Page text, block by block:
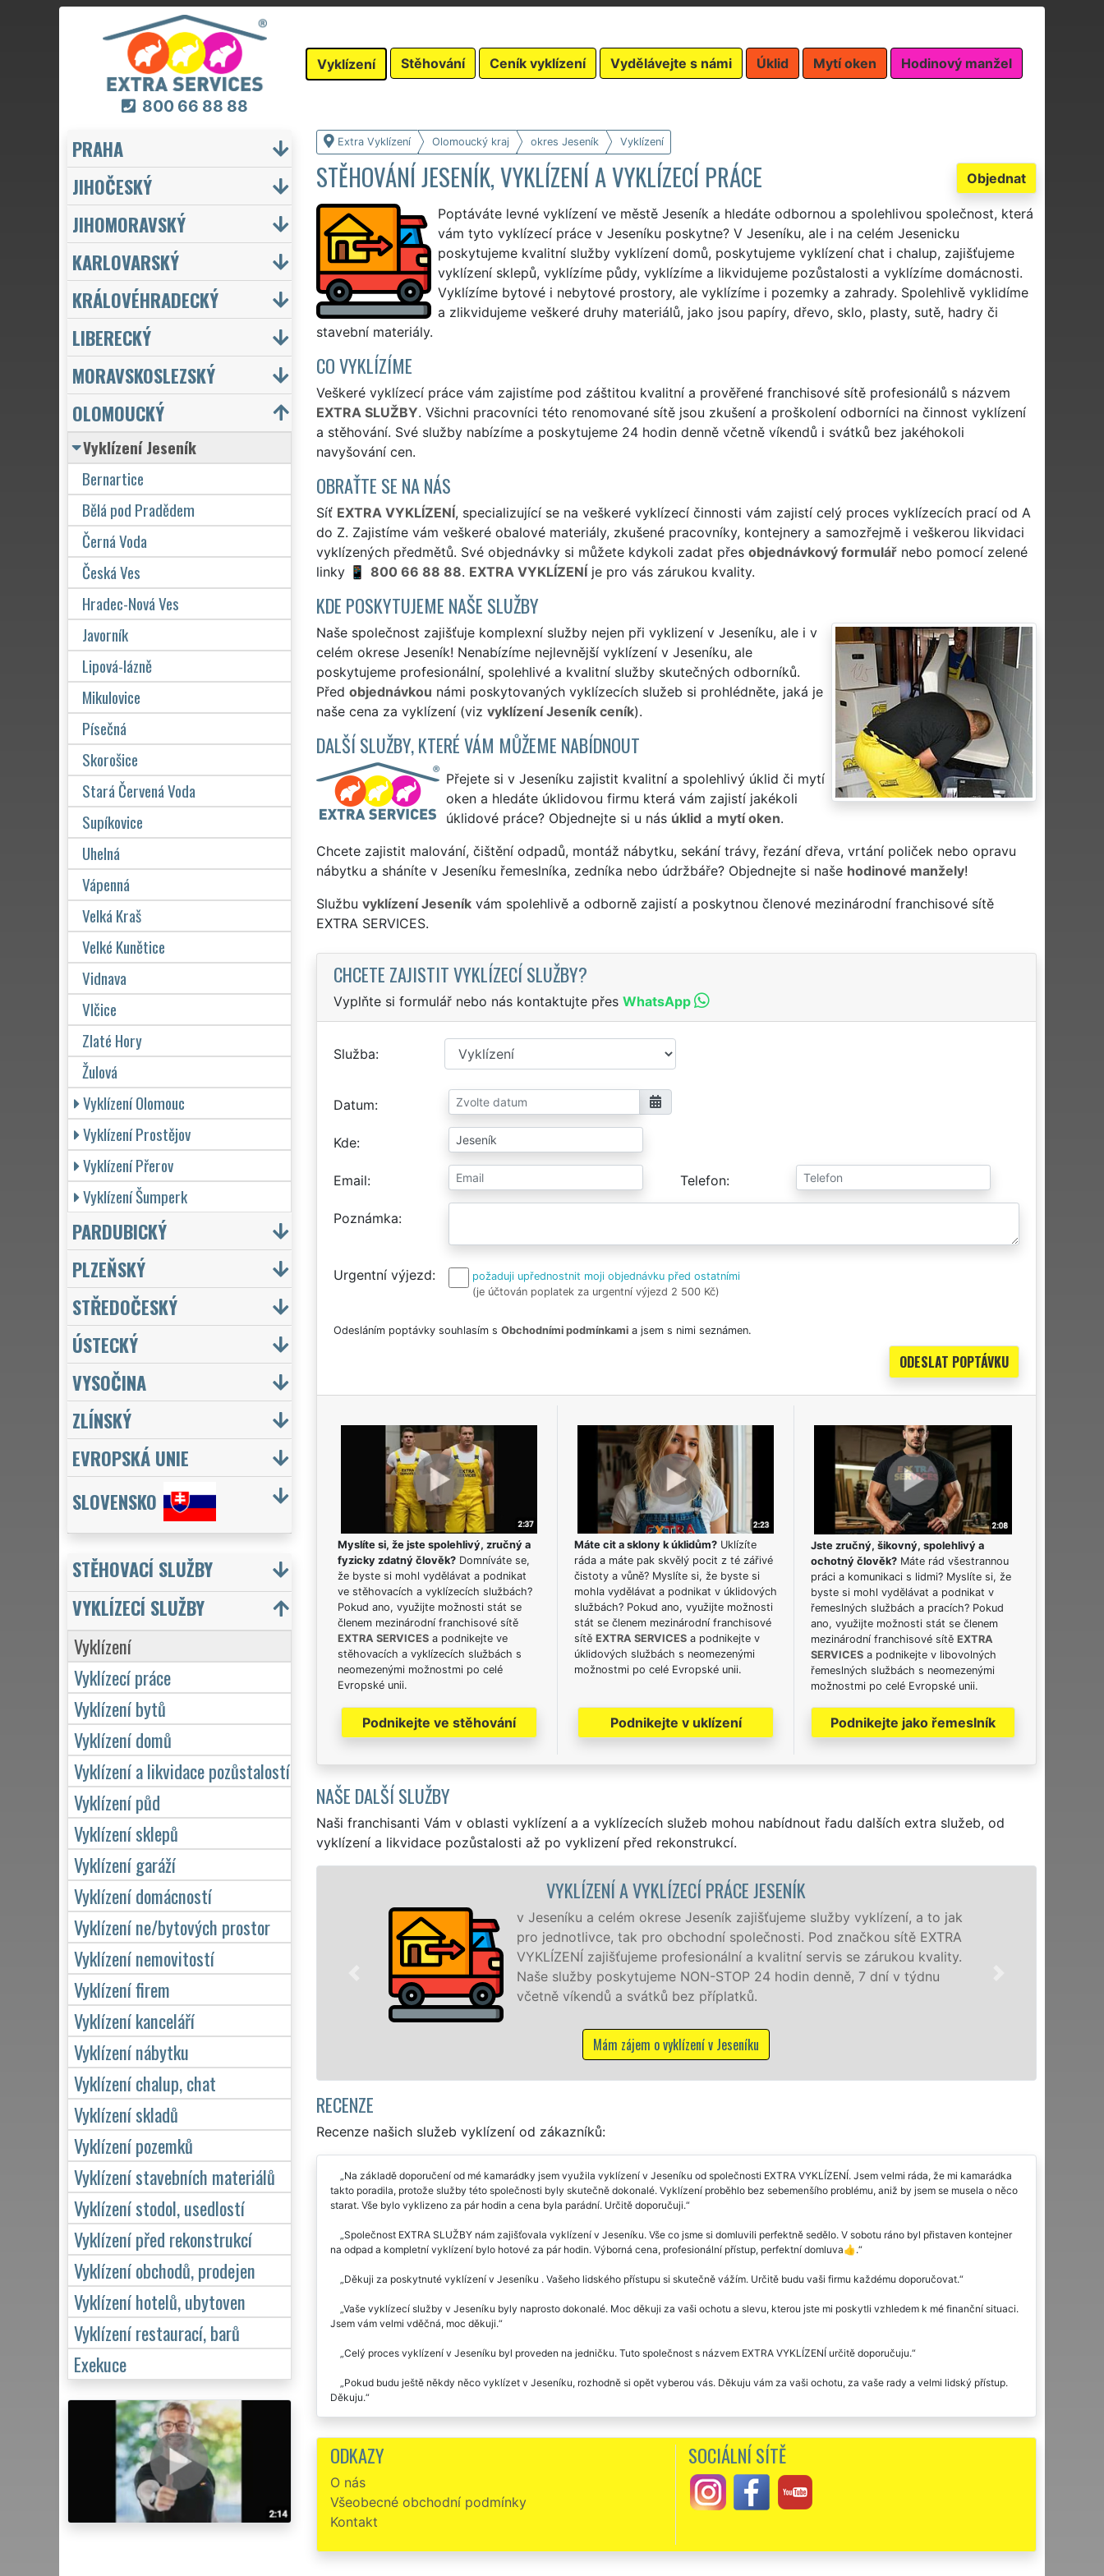
800 66 88 88
Vyklízení Stěhování Ceník vyklízení Vydělávejte s námi Úklid Mytí oken Hodinový manžel
Extra Vyklízení Olomoucký kraj okres Jeseník Vyklízení
Objednat
STĚHOVÁNÍ JESENÍK, VYKLÍZENÍ A VYKLÍZECÍ PRÁCE
Poptáváte levné vyklízení ve městě Jeseník a hledáte odbornou a spolehlivou společnost, která
vám tyto vyklízecí práce v Jeseníku poskytne? V Jeseníku, ale i na celém Jesenicku
poskytujeme kvalitní služby vyklízení domů, poskytujeme vyklízení chat i chalup, zajišťujeme
vyklízení sklepů, vyklízíme půdy, vyklízíme a likvidujeme pozůstalosti a vyklízíme domácnosti.
Vyklízíme bytové i nebytové prostory, ale vyklízíme i pozemky a zahrady. Spolehlivě vyklidíme
a zlikvidujeme veškeré druhy materiálů, jako jsou papíry, dřevo, sklo, plasty, sutě, hadry či
stavební materiály.
CO VYKLÍZÍME
Veškeré vyklízecí práce vám zajistíme pod záštitou kvalitní a prověřené franchisové sítě profesionálů s názvem
EXTRA SLUŽBY. Všichni pracovníci této renomované sítě jsou zkušení a proškolení odborníci na činnost vyklízení
a stěhování. Své služby nabízíme a poskytujeme 24 hodin denně včetně víkendů i svátků bez jakéhokoli
navyšování cen.
OBRAŤTE SE NA NÁS
Síť EXTRA VYKLÍZENÍ, specializující se na veškeré vyklízecí činnosti vám zajistí celý proces vyklízecích prací od A
do Z. Zajistíme vám veškeré obalové materiály, zkušené pracovníky, kontejnery a samozřejmě i veškerou likvidaci
vyklízených předmětů. Své objednávky si můžete kdykoli zadat přes objednávkový formulářnebo pomocí zelené
linky
800 66 88 88. EXTRA VYKLÍZENÍje pro vás zárukou kvality.
KDE POSKYTUJEME NAŠE SLUŽBY
Naše společnost zajišťuje komplexní služby nejen při vyklizení v Jeseníku, ale i v
celém okrese Jeseník! Nenabízíme nejlevnější vyklízení v Jeseníku, ale
poskytujeme profesionální, spolehlivé a kvalitní služby skutečných odborníků.
Před objednávkou námi poskytovaných vyklízecích služeb si prohlédněte, jaká je
naše cena za vyklízení (viz vyklízení Jeseník ceník).
DALŠÍ SLUŽBY, KTERÉ VÁM MŮŽEME NABÍDNOUT
Přejete si v Jeseníku zajistit kvalitní a spolehlivý úklid či mytí
oken a hledáte úklidovou firmu která vám zajistí jakékoli
úklidové práce? Objednejte si u nás úklid a mytí oken.
Chcete zajistit malování, čištění odpadů, montáž nábytku, sekání trávy, řezání dřeva, vrtání poliček nebo opravu
nábytku a sháníte v Jeseníku řemeslníka, zedníka nebo údržbáře? Objednejte si naše hodinové manžely!
Službu vyklízení Jeseníkvám spolehlivě a odborně zajistí a poskytnou členové mezinárodní franchisové sítě
EXTRA SERVICES.
CHCETE ZAJISTIT VYKLÍZECÍ SLUŽBY?
Vyplňte si formulář nebo nás kontaktujte přes WhatsApp
Služba
Datum
Kde
Email Telefon
Poznámka
Urgentní výjezd
požaduji upřednostnit moji objednávku před ostatními
(je účtován poplatek za urgentní výjezd 2 500 Kč)
Odesláním poptávky souhlasím s Obchodními podmínkamia jsem s nimi seznámen.
Myslíte si, že jste spolehlivý, zručný a
fyzicky zdatný člověk?Domníváte se,
že byste si mohl vydělávat a podnikat
ve stěhovacích a vyklízecích službách?
Pokud ano, využijte možnosti stát se
členem mezinárodní franchisové sítě
EXTRA SERVICESa podnikejte ve
stěhovacích a vyklízecích službách s
neomezenými možnostmi po celé
Evropské unii.
Podnikejte ve stěhování
Máte cit a sklony k úklidům?Uklízíte
ráda a máte pak skvělý pocit z té zářivé
čistoty a vůně? Myslíte si, že byste si
mohla vydělávat a podnikat v úklidových
službách? Pokud ano, využijte možnosti
stát se členem mezinárodní franchisové
sítě EXTRA SERVICESa podnikejte v
úklidových službách s neomezenými
možnostmi po celé Evropské unii.
Podnikejte v uklízení
Jste zručný, šikovný, spolehlivý a
ochotný člověk? Máte rád všestrannou
práci a komunikaci s lidmi? Myslíte si, že
byste si mohl vydělávat a podnikat v
řemeslných službách a pracích? Pokud
ano, využijte možnosti stát se členem
mezinárodní franchisové sítě EXTRA
SERVICES a podnikejte v libovolných
řemeslných službách s neomezenými
možnostmi po celé Evropské unii.
Podnikejte jako řemeslník
NAŠE DALŠÍ SLUŽBY
Naši franchisanti Vám v oblasti vyklízení a a vyklízecích služeb mohou nabídnout řadu dalších extra služeb, od
vyklízení a likvidace pozůstalosti až po vyklizení před rekonstrukcí.
VYKLÍZENÍ A VYKLÍZECÍ PRÁCE JESENÍK
v Jeseníku a celém okrese Jeseník zajišťujeme služby vyklízení, a to jak
pro jednotlivce, tak pro obchodní společnosti. Pod značkou sítě EXTRA
VYKLÍZENÍ zajišťujeme profesionální a kvalitní servis se zárukou kvality.
Naše služby poskytujeme NON-STOP 24 hodin denně, 7 dní v týdnu
včetně víkendů a svátků bez příplatků.
Společnost EXTRA VYKLÍZENÍ
poboček levné, přesto kvalitní a
okolí. Poskytujeme tuto službu jak
zárukou kvalitně odvedené práce, a to
RECENZE
Recenze našich služeb vyklízení od zákazníků:
Na základě doporučení od mé kamarádky jsem využila vyklízení v Jeseníku od společnosti EXTRA VYKLÍZENÍ. Jsem velmi ráda, že mi kamarádka
takto poradila, protože služby této společnosti byly skutečně dokonalé. Vyklízení proběhlo bez sebemenšího problému, aniž by jsem se musela o něco
starat. Vše bylo vyklizeno za pár hodin a cena byla parádní. Určitě doporučuji.
Společnost EXTRA SLUŽBY nám zajišťovala vyklízení v Jeseníku. Vše co jsme si domluvili perfektně sedělo. V sobotu ráno byl přistaven kontejner
na odpad a kompletní vyklízení bylo hotové za pár hodin. Výborná cena, profesionální přístup, perfektní domluva👍.
Děkuji za poskytnuté vyklízení v Jeseníku . Vašeho lidského přístupu si skutečně vážím. Určitě budu vaši firmu každému doporučovat.
Vaše vyklízecí služby v Jeseníku byly naprosto dokonalé. Moc děkuji za vaši ochotu a slevu, kterou jste mi poskytli vzhledem k mé finanční situaci.
Jsem vám velmi vděčná, moc děkuji.
Celý proces vyklízení v Jeseníku byl proveden na jedničku. Tuto společnost s názvem EXTRA VYKLÍZENÍ určitě doporučuju.
Pokud budu ještě někdy něco vyklízet v Jeseníku, rozhodně si opět vyberou vás. Děkuju vám za vaši ochotu, za vaše rady a velmi lidský přístup.
Děkuju.
Když jsem předevčírem vyklízela dvě nemovitosti v Jeseníku, na základě kladných referencí jsem si vybrala společnost EXTRA VYKLÍZENÍ. Že se
svém životě jsem už zažila spoustu poskytovatelů služeb, ale ještě u nikoho jsem se nesetkala s tak velkým srdcem. Konkrétně by jsem chtěla
poděkovat panu Václavovi, který veškeré tyto vyklízecí práce zajišťoval a vše koordinoval. Pokud budu ještě někdy v životě potřebovat zajistit
vyklízení v Jeseníku, určitě se obrátím na tuto společnost. Jednoznačně doporučuji všem, aby využili tuto firmu EXTRA VYKLÍZENÍ.
ODKAZY
O nás
Všeobecné obchodní podmínky
Kontakt
SOCIÁLNÍ SÍTĚ
PRAHA
JIHOČESKÝ
JIHOMORAVSKÝ
KARLOVARSKÝ
KRÁLOVÉHRADECKÝ
LIBERECKÝ
MORAVSKOSLEZSKÝ
OLOMOUCKÝ
Vyklízení Jeseník
Bernartice
Bělá pod Pradědem
Černá Voda
Česká Ves
Hradec-Nová Ves
Javorník
Lipová-lázně
Mikulovice
Písečná
Skorošice
Stará Červená Voda
Supíkovice
Uhelná
Vápenná
Velká Kraš
Velké Kunětice
Vidnava
Vlčice
Zlaté Hory
Žulová
Vyklízení Olomouc
Vyklízení Prostějov
Vyklízení Přerov
Vyklízení Šumperk
PARDUBICKÝ
PLZEŇSKÝ
STŘEDOČESKÝ
ÚSTECKÝ
VYSOČINA
ZLÍNSKÝ
EVROPSKÁ UNIE
SLOVENSKO
STĚHOVACÍ SLUŽBY
VYKLÍZECÍ SLUŽBY
Vyklízení
Vyklízecí práce
Vyklízení bytů
Vyklízení domů
Vyklízení a likvidace pozůstalostí
Vyklízení půd
Vyklízení sklepů
Vyklízení garáží
Vyklízení domácností
Vyklízení ne/bytových prostor
Vyklízení nemovitostí
Vyklízení firem
Vyklízení kanceláří
Vyklízení nábytku
Vyklízení chalup, chat
Vyklízení skladů
Vyklízení pozemků
Vyklízení stavebních materiálů
Vyklízení stodol, usedlostí
Vyklízení před rekonstrukcí
Vyklízení obchodů, prodejen
Vyklízení hotelů, ubytoven
Vyklízení restaurací, barů
Exekuce